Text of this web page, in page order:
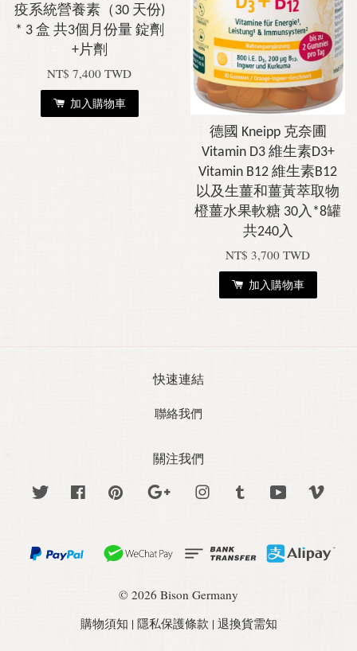
疫系統營養素（30 天份)
* 3 盒 共3個月份量 錠劑
+片劑
NT$ 7,400 TWD
加入購物車
德國 Kneipp 克奈圃
Vitamin D3 維生素D3+
Vitamin B12 維生素B12
以及生薑和薑黃萃取物
橙薑水果軟糖 30入*8罐
共240入
NT$ 3,700 TWD
加入購物車
快速連結
聯絡我們
關注我們
Twitter Facebook Pinterest Google Instagram Tumblr YouTube
© 2026 Bison Germany
購物須知 | 隱私保護條款 | 退換貨需知